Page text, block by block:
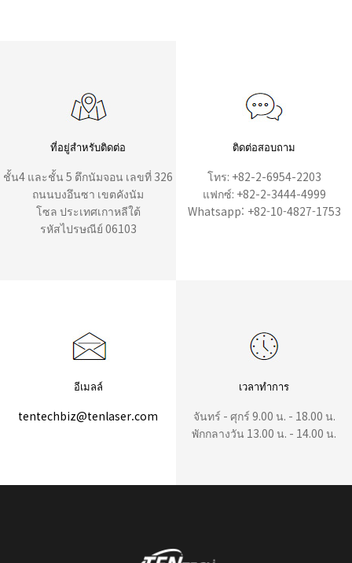
ที่อยู่สำหรับติดต่อ
ชั้น4 และชั้น 5 ตึกนัมจอน เลขที่ 326
ถนนบงอึนซา เขตคังนัม
โซล ประเทศเกาหลีใต้
รหัสไปรษณีย์ 06103
ติดต่อสอบถาม
โทร: +82-2-6954-2203
แฟกซ์: +82-2-3444-4999
Whatsapp: +82-10-4827-1753
อีเมลล์
tentechbiz@tenlaser.com
เวลาทำการ
จันทร์ - ศุกร์ 9.00 น. - 18.00 น.
พักกลางวัน 13.00 น. - 14.00 น.